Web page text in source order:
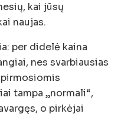
kai jūsų
naujas.
per didelė kaina
nes svarbiausias
tampa „normali“,
o pirkėjai